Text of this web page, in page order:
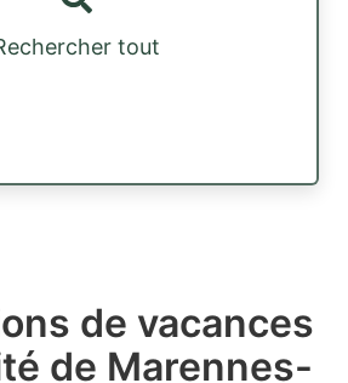
tout
de vacances
de Marennes-